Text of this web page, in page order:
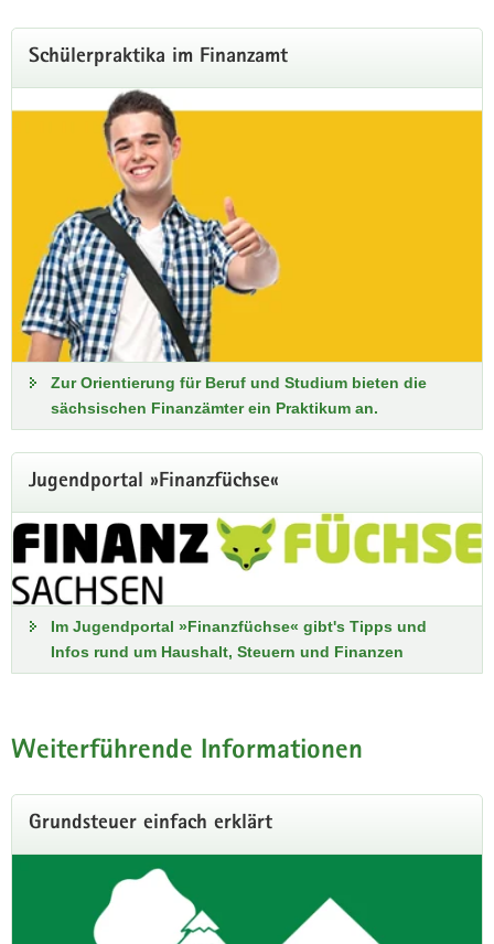
Schülerpraktika im Finanzamt
Zur Orientierung für Beruf und Studium bieten die
sächsischen Finanzämter ein Praktikum an.
Jugendportal »Finanzfüchse«
Im Jugendportal »Finanzfüchse« gibt's Tipps und
Infos rund um Haushalt, Steuern und Finanzen
Weiterführende Informationen
Grundsteuer einfach erklärt